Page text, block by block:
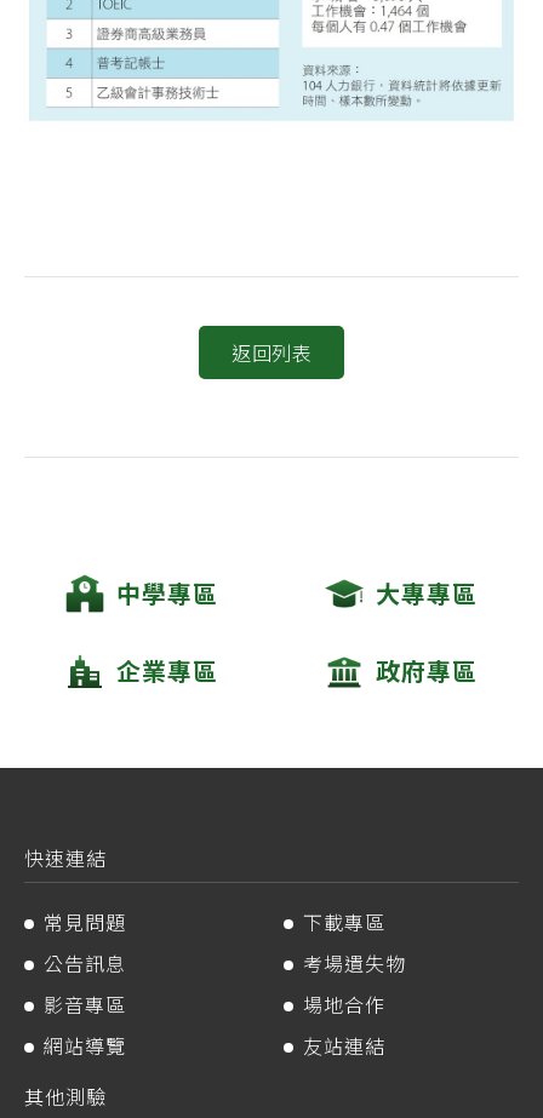
返回列表
中學專區 大專專區
企業專區 政府專區
快速連結
常見問題
下載專區
公告訊息
考場遺失物
影音專區
場地合作
網站導覽
友站連結
其他測驗